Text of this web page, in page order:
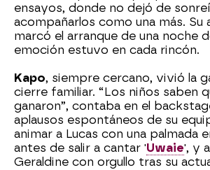
ensayos, donde no dejó de
acompañarlos como una más. Su
marcó el arranque de una noche
emoción estuvo en cada rincón.
Kapo, siempre cercano, vivió la
cierre familiar. “Los niños saben
ganaron”, contaba en el
aplausos espontáneos de su
animar a Lucas con una palmada
antes de salir a cantar 'Uwaie', y
Geraldine con orgullo tras su